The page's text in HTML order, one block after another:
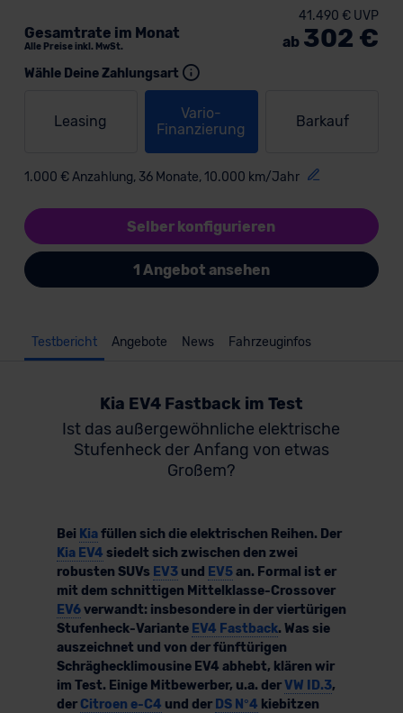
Wähle Deine Zahlungsart
Leasing
Vario-
Finanzierung
Barkauf
1.000 € Anzahlung, 36 Monate, 10.000 km/Jahr
Gesamtrate im Monat
Alle Preise inkl. MwSt.
41.490 € UVP
ab 302 €
Selber konfigurieren
1 Angebot ansehen
Testbericht Angebote News Fahrzeuginfos
Kia EV4 Fastback im Test
Ist das außergewöhnliche elektrische
Stufenheck der Anfang von etwas
Großem?
Bei Kiafüllen sich die elektrischen Reihen. Der
Kia EV4 siedelt sich zwischen den zwei
robusten SUVs EV3und EV5an. Formal ist er
mit dem schnittigen Mittelklasse-Crossover
EV6verwandt: insbesondere in der viertürigen
Stufenheck-Variante EV4 Fastback. Was sie
auszeichnet und von der fünftürigen
Schräghecklimousine EV4 abhebt, klären wir
im Test. Einige Mitbewerber, u.a. derVW ID.3,
der Citroen e-C4 und der DS N°4 kiebitzen